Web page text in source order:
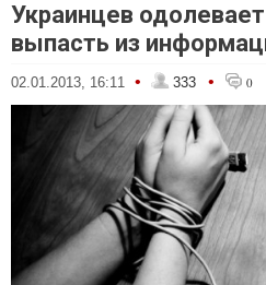
Украинцев
выпасть из
02.01.2013, 16:11 • 333 • 0